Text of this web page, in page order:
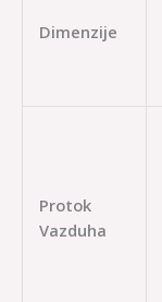
Dimenzije
Protok
Vazduha